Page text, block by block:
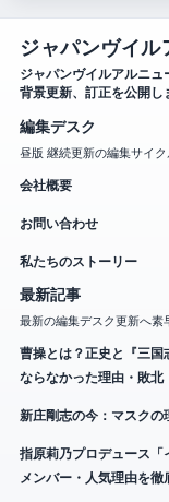
ジャパンヴイル
ジャパンヴイルアルニュ
背景更新、訂正を公開し
編集デスク
昼版 継続更新の編集サイク
会社概要
お問い合わせ
私たちのストーリー
最新記事
最新の編集デスク更新へ素
曹操とは？正史と『三
ならなかった理由・敗
新庄剛志の今：マスク
指原莉乃プロデュース
メンバー・人気理由を徹